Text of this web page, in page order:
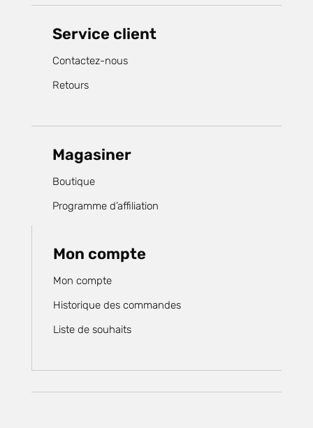
Service client
Contactez-nous
Retours
Magasiner
Boutique
Programme d’affiliation
Mon compte
Mon compte
Historique des commandes
Liste de souhaits